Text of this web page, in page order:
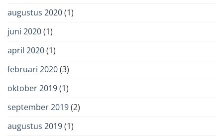
augustus 2020(1)
juni 2020(1)
april 2020(1)
februari 2020(3)
oktober 2019(1)
september 2019(2)
augustus 2019(1)